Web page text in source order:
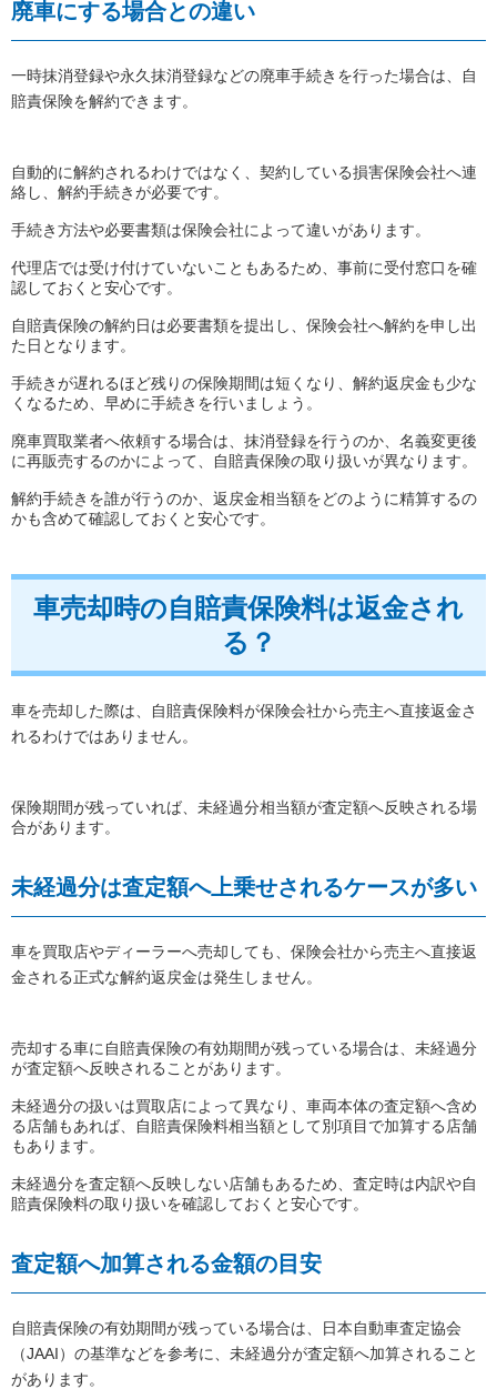
廃車にする場合との違い
一時抹消登録や永久抹消登録などの廃車手続きを行った場合は、自
賠責保険を解約できます。
自動的に解約されるわけではなく、契約している損害保険会社へ連
絡し、解約手続きが必要です。
手続き方法や必要書類は保険会社によって違いがあります。
代理店では受け付けていないこともあるため、事前に受付窓口を確
認しておくと安心です。
自賠責保険の解約日は必要書類を提出し、保険会社へ解約を申し出
た日となります。
手続きが遅れるほど残りの保険期間は短くなり、解約返戻金も少な
くなるため、早めに手続きを行いましょう。
廃車買取業者へ依頼する場合は、抹消登録を行うのか、名義変更後
に再販売するのかによって、自賠責保険の取り扱いが異なります。
解約手続きを誰が行うのか、返戻金相当額をどのように精算するの
かも含めて確認しておくと安心です。
車売却時の自賠責保険料は返金され
る？
車を売却した際は、自賠責保険料が保険会社から売主へ直接返金さ
れるわけではありません。
保険期間が残っていれば、未経過分相当額が査定額へ反映される場
合があります。
未経過分は査定額へ上乗せされるケースが多い
車を買取店やディーラーへ売却しても、保険会社から売主へ直接返
金される正式な解約返戻金は発生しません。
売却する車に自賠責保険の有効期間が残っている場合は、未経過分
が査定額へ反映されることがあります。
未経過分の扱いは買取店によって異なり、車両本体の査定額へ含め
る店舗もあれば、自賠責保険料相当額として別項目で加算する店舗
もあります。
未経過分を査定額へ反映しない店舗もあるため、査定時は内訳や自
賠責保険料の取り扱いを確認しておくと安心です。
査定額へ加算される金額の目安
自賠責保険の有効期間が残っている場合は、日本自動車査定協会
（JAAI）の基準などを参考に、未経過分が査定額へ加算されること
があります。